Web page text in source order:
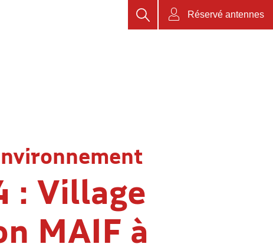
Réservé antennes
Rechercher
: Village
MAIF à